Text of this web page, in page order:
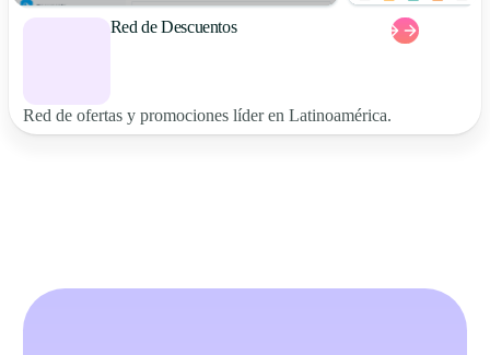
Red de Descuentos
Red de ofertas y promociones líder en Latinoamérica.